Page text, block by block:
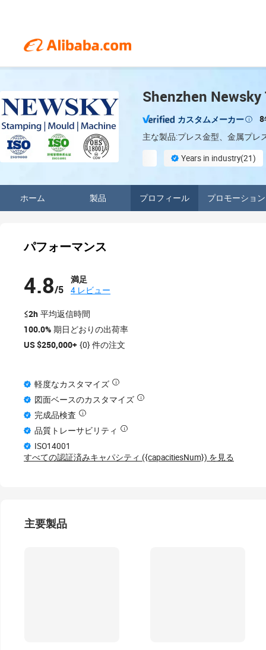
Shenzhen
カスタムメーカー
主な製品:プレス金型、金属プレ
Years in industry(21)
ホーム 製品 プロフィール プロモーション
パフォーマンス
4.8/5
満足
4 レビュー
≤2h 平均返信時間
100.0% 期日どおりの出荷率
US $250,000+ {0} 件の注文
軽度なカスタマイズ
図面ベースのカスタマイズ
完成品検査
品質トレーサビリティ
ISO14001
すべての認証済みキャパシティ ({capacitiesNum}) を見る
主要製品